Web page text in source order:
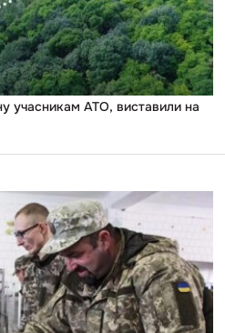
учасникам АТО, виставили на